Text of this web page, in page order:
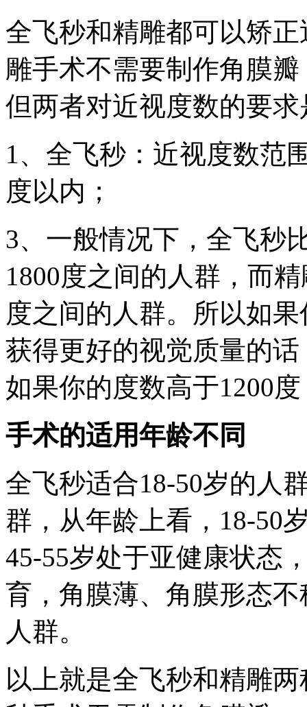
全飞秒和精雕都可以矫
雕手术不需要制作角膜
但两者对近视度数的要
1、全飞秒：近视度数范
度以内；
3、一般情况下，全飞秒
1800度之间的人群，而
度之间的人群。所以如
获得更好的视觉质量的
如果你的度数高于1200
手术的适用年龄不同
全飞秒适合18-50岁的人
群，从年龄上看，18-50
45-55岁处于亚健康状态
育，角膜薄、角膜形态
人群。
以上就是全飞秒和精雕